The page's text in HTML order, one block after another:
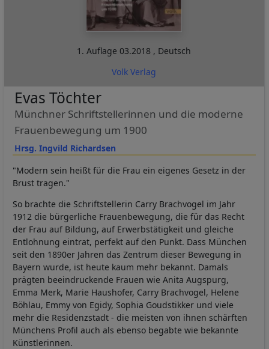
1. Auflage03.2018 , Deutsch
Volk Verlag
Hrsg. Ingvild Richardsen
Evas Töchter
Münchner Schriftstellerinnen und die moderne
Frauenbewegung um 1900
"Modern sein heißt für die Frau ein eigenes Gesetz in der
Brust tragen."
So brachte die Schriftstellerin Carry Brachvogel im Jahr
1912 die bürgerliche Frauenbewegung, die für das Recht
der Frau auf Bildung, auf Erwerbstätigkeit und gleiche
Entlohnung eintrat, perfekt auf den Punkt. Dass München
seit den 1890er Jahren das Zentrum dieser Bewegung in
Bayern wurde, ist heute kaum mehr bekannt. Damals
prägten beeindruckende Frauen wie Anita Augspurg,
Emma Merk, Marie Haushofer, Carry Brachvogel, Helene
Böhlau, Emmy von Egidy, Sophia Goudstikker und viele
mehr die Residenzstadt - die meisten von ihnen schärften
Münchens Profil auch als ebenso begabte wie bekannte
Künstlerinnen.